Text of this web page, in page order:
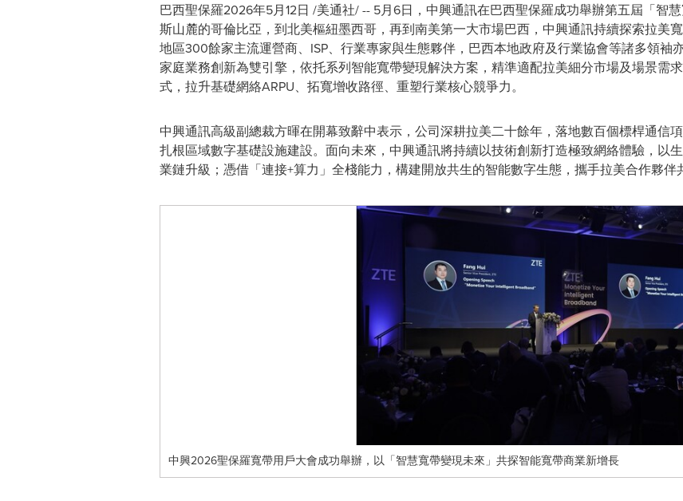
巴西聖保羅2026年5月12日 /美通社/ -- 5月6日， 中興通訊在巴西聖保羅成功舉辦第五屆「智
斯山麓的哥倫比亞，到北美樞紐墨西哥，再到南美第一大市場巴西，中興通訊持續探索拉美
地區300餘家主流運營商、ISP、行業專家與生態夥伴，巴西本地政府及行業協會等諸多領袖
家庭業務創新為雙引擎，依托系列智能寬帶變現解決方案，精準適配拉美細分市場及場景需
式，拉升基礎網絡ARPU、拓寬增收路徑、重塑行業核心競爭力。
中興通訊高級副總裁方暉在開幕致辭中表示，公司深耕拉美二十餘年，落地數百個標桿通信
扎根區域數字基礎設施建設。面向未來，中興通訊將持續以技術創新打造極致網絡體驗，以
業鏈升級；憑借「連接+算力」全棧能力，構建開放共生的智能數字生態，攜手拉美合作夥伴
中興2026聖保羅寬帶用戶大會成功舉辦，以「智慧寬帶變現未來」共探智能寬帶商業新增長